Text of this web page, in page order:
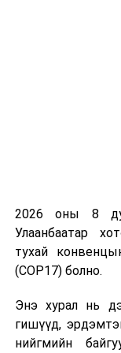
хэрэгтэйг
боловсруулах
механикийн
эгнээнд
исэлдсэн
катодын зэс
манлайлал
хэвшлийн
2026 оны 8
Улаанбаатар
тухай
(COP17) болно.
Энэ хурал нь
гишүүд,
нийгмийн